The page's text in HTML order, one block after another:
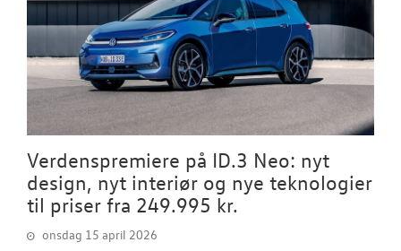
Verdenspremiere på ID.3 Neo: nyt
design, nyt interiør og nye teknologier
til priser fra 249.995 kr.
onsdag 15 april 2026